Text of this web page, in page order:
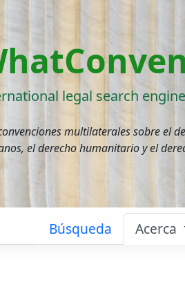
legal search engine
multilaterales sobre el
el derecho humanitario y el
Búsqueda Acerca